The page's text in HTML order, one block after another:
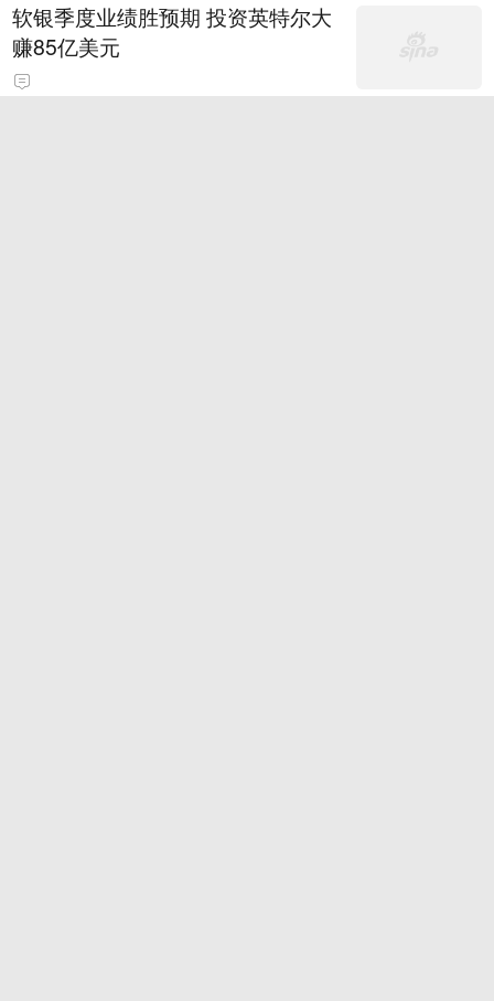
软银季度业绩胜预期 投资英特尔大
赚85亿美元